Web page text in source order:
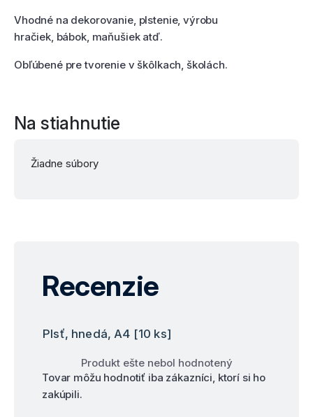
Vhodné na dekorovanie, plstenie, výrobu
hračiek, bábok, maňušiek atď.
Obľúbené pre tvorenie v škôlkach, školách.
Na stiahnutie
Žiadne súbory
Recenzie
Plsť, hnedá, A4 [10 ks]
Produkt ešte nebol hodnotený
Tovar môžu hodnotiť iba zákazníci, ktorí si ho
zakúpili.